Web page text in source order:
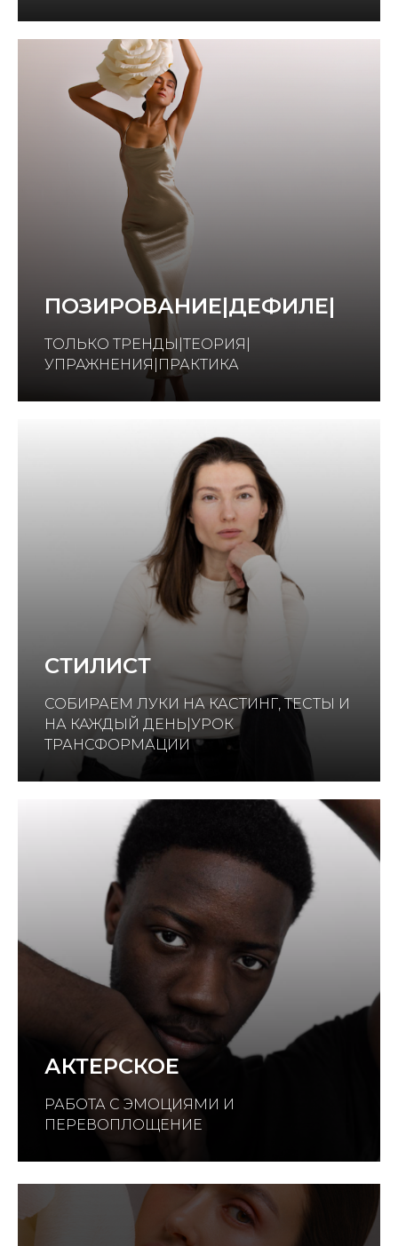
ПОЗИРОВАНИЕ|ДЕФИЛЕ|
ТОЛЬКО ТРЕНДЫ|ТЕОРИЯ|
УПРАЖНЕНИЯ|ПРАКТИКА
СТИЛИСТ
СОБИРАЕМ ЛУКИ НА КАСТИНГ, ТЕСТЫ И
НА КАЖДЫЙ ДЕНЬ|УРОК
ТРАНСФОРМАЦИИ
АКТЕРСКОЕ
РАБОТА С ЭМОЦИЯМИ И
ПЕРЕВОПЛОЩЕНИЕ